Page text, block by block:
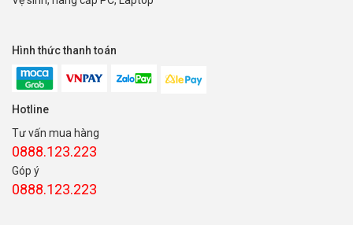
Hình thức thanh toán
Hotline
Tư vấn mua hàng
0888.123.223
Góp ý
0888.123.223